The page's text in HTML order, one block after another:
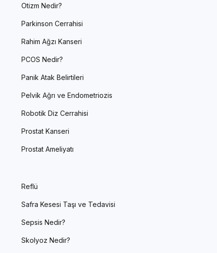
Otizm Nedir?
Parkinson Cerrahisi
Rahim Ağzı Kanseri
PCOS Nedir?
Panik Atak Belirtileri
Pelvik Ağrı ve Endometriozis
Robotik Diz Cerrahisi
Prostat Kanseri
Prostat Ameliyatı
Reflü
Safra Kesesi Taşı ve Tedavisi
Sepsis Nedir?
Skolyoz Nedir?